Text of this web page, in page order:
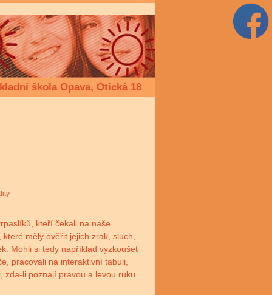
škola Opava, Otická 18
kteří čekali na naše
měly ověřit jejich zrak, sluch,
Mohli si tedy například vyzkoušet
pracovali na interaktivní tabuli,
zda-li poznají pravou a levou ruku.